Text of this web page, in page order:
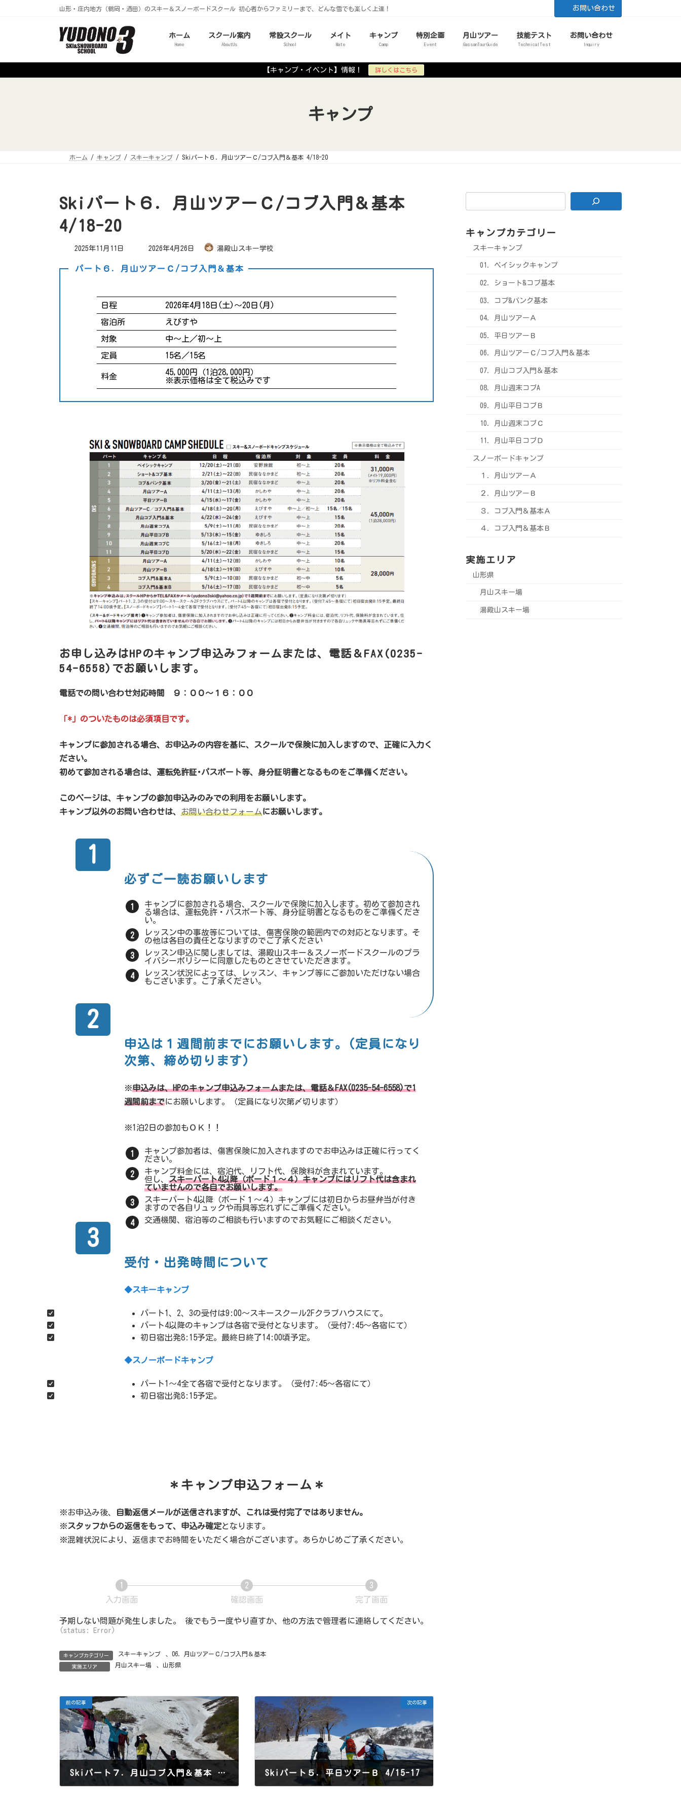
プ
動
山形・庄内地方（鶴岡・酒田）のスキー＆スノーボードスクール 初心者からファミリーまで、どんな雪でも楽しく上達！ お問い合わせ
ホーム
Home
スクール案内
AboutUs
常設スクール
School
メイト
Mate
キャンプ
Camp
特別企画
Event
月山ツアー
GassanTourGuide
技能テスト
TechnicalTest
お問い合わせ
Inquiry
【キャンプ・イベント】情報！ 詳しくはこちら
キャンプ
ホーム キャンプ スキーキャンプ Skiパート６．月山ツアーＣ/コブ入門＆基本 4/18-20
Skiパート６．月山ツアーＣ/コブ入門＆基本
4/18-20
2025年11月11日
最
終
新
日
2026年4月26日 湯殿山スキー学校
パート６．月山ツアーＣ/コブ入門＆基本
日程 2026年4月18日(土)～20日(月)
宿泊所 えびすや
対象 中～上／初～上
定員 15名／15名
料金
45,000円（1泊28,000円）
※表示価格は全て税込みです
お申し込みはHPのキャンプ申込みフォームまたは、電話＆FAX(0235-
54-6558)でお願いします。
電話での問い合わせ対応時間 ９：００～１６：００
「*」のついたものは必須項目です。
キャンプに参加される場合、お申込みの内容を基に、スクールで保険に加入しますので、正確に入力く
ださい。
初めて参加される場合は、運転免許証･パスポート等、身分証明書となるものをご準備ください。
このページは、キャンプの参加申込みのみでの利用をお願いします。
キャンプ以外のお問い合わせは、 お問い合わせフォームにお願いします。
1
必ずご一読お願いします
キャンプに参加される場合、スクールで保険に加入します。初めて参加され
る場合は、運転免許・パスポート等、身分証明書となるものをご準備くださ
い。
レッスン中の事故等については、傷害保険の範囲内での対応となります。そ
の他は各自の責任となりますのでご了承ください
レッスン申込に関しましては、湯殿山スキー＆スノーボードスクールのプラ
イバシーポリシーに同意したものとさせていただきます。
レッスン状況によっては、レッスン、キャンプ等にご参加いただけない場合
もございます。ご了承ください。
2
申込は１週間前までにお願いします。
(定員になり
次第、締め切ります)
※申込みは、HPのキャンプ申込みフォームまたは、電話＆FAX(0235-54-6558)で1
週間前までにお願いします。（定員になり次第〆切ります）
※1泊2日の参加もＯＫ！！
キャンプ参加者は、傷害保険に加入されますのでお申込みは正確に行ってく
ださい。
キャンプ料金には、宿泊代、リフト代、保険料が含まれています。
但し、 スキーパート4以降（ボード１～４）キャンプにはリフト代は含まれ
ていませんので各自でお願いします。
スキーパート4以降（ボード１～４）キャンプには初日からお昼弁当が付き
ますので各自リュックや雨具等忘れずにご準備ください。
交通機関、宿泊等のご相談も行いますのでお気軽にご相談ください。
3
受付・出発時間について
◆スキーキャンプ
パート1、2、3の受付は9:00～スキースクール2Fクラブハウスにて。
パート4以降のキャンプは各宿で受付となります。（受付7:45～各宿にて）
初日宿出発8:15予定。最終日終了14:00頃予定。
◆スノーボードキャンプ
パート1～4全て各宿で受付となります。（受付7:45～各宿にて）
初日宿出発8:15予定。
＊キャンプ申込フォーム＊
※お申込み後、
自動返信メールが送信されますが、これは受付完了ではありません。
※スタッフからの返信をもって、申込み確定となります。
※混雑状況により、返信までお時間をいただく場合がございます。あらかじめご了承ください。
1
入力画面現
表
示
い
る
す。
2
確認画面現
表
示
い
す。
3
完了画面現
表
示
す。
予期しない問題が発生しました。 後でもう一度やり直すか、他の方法で管理者に連絡してください。
(status: Error)
キャンプカテゴリー スキーキャンプ 06．月山ツアーＣ/コブ入門＆基本
実施エリア 月山スキー場 山形県
前の記事
Skiパート７．月山コブ入門＆基本 4/22-24
次の記事
Skiパート５．平日ツアーＢ 4/15-17
キャンプカテゴリー
スキーキャンプ
01．ベイシックキャンプ
02．ショート&コブ基本
03．コブ&バンク基本
04．月山ツアーＡ
05．平日ツアーＢ
06．月山ツアーＣ/コブ入門＆基本
07．月山コブ入門＆基本
08．月山週末コブA
09．月山平日コブＢ
10．月山週末コブＣ
11．月山平日コブＤ
スノーボードキャンプ
１．月山ツアーＡ
２．月山ツアーＢ
３．コブ入門＆基本Ａ
４．コブ入門＆基本Ｂ
実施エリア
山形県
月山スキー場
湯殿山スキー場